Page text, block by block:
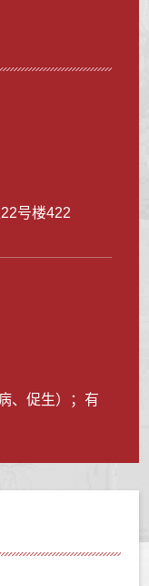
号楼422
、促生）；有